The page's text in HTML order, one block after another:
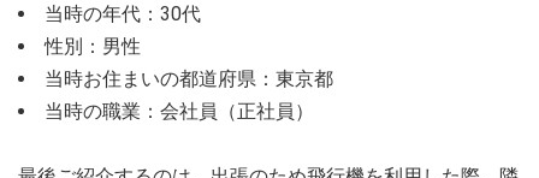
当時の年代：30代
性別：男性
当時お住まいの都道府県：東京都
当時の職業：会社員（正社員）